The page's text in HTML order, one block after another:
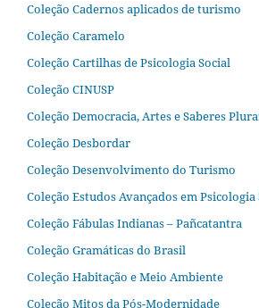
Coleção Cadernos aplicados de turismo
Coleção Caramelo
Coleção Cartilhas de Psicologia Social
Coleção CINUSP
Coleção Democracia, Artes e Saberes
Coleção Desbordar
Coleção Desenvolvimento do Turismo
Coleção Estudos Avançados em Psicologia
Coleção Fábulas Indianas – Pañcatantra
Coleção Gramáticas do Brasil
Coleção Habitação e Meio Ambiente
Coleção Mitos da Pós-Modernidade